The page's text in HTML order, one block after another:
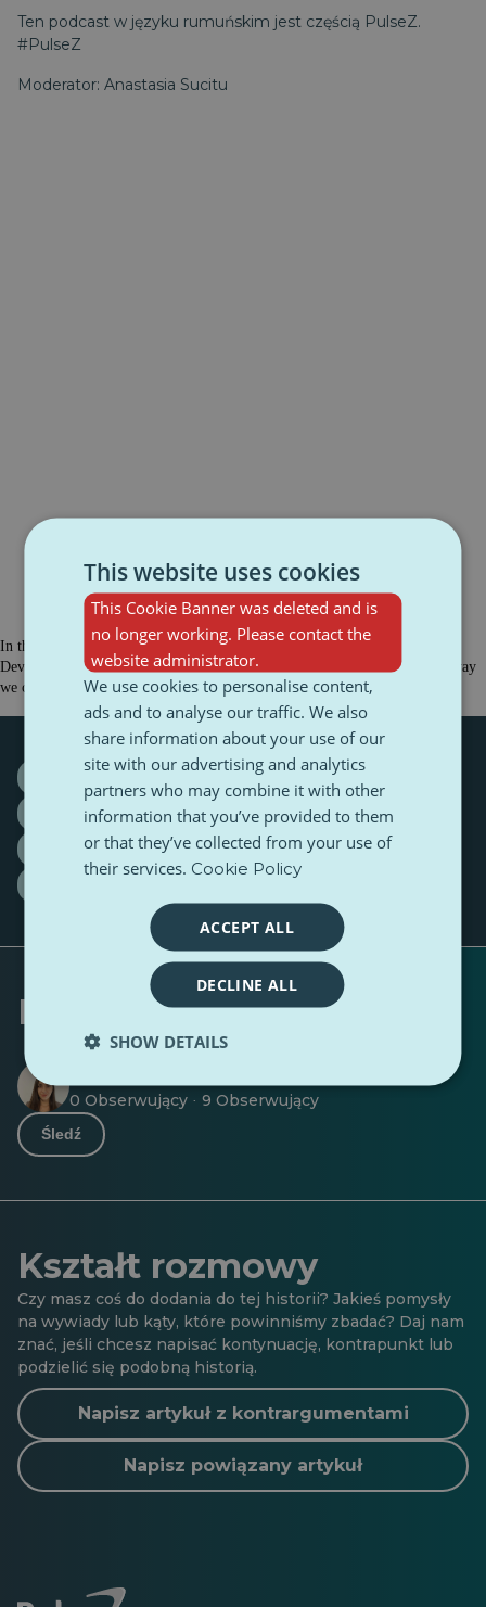
Ten podcast w języku rumuńskim jest częścią PulseZ.
#PulseZ
Moderator: Anastasia Sucitu
In this episode, we talk with Bogdan Runcean, leader of the Unreal Engine
Developers MeetUps Romania community, about how AI is changing the way
we create, work, and think.
#deeply #discussion
#explore
#NewEpisode
AI community
creativity
Europe
GenZ ideas Interview
Podcast
technology
Napisany przez
0 Obserwujący · 9 Obserwujący
Śledź
Kształt rozmowy
Czy masz coś do dodania do tej historii? Jakieś pomysły
na wywiady lub kąty, które powinniśmy zbadać? Daj nam
znać, jeśli chcesz napisać kontynuację, kontrapunkt lub
podzielić się podobną historią.
Napisz artykuł z kontrargumentami
Napisz powiązany artykuł
This website uses cookies
This Cookie Banner was deleted and is
no longer working. Please contact the
website administrator.
We use cookies to personalise content,
ads and to analyse our traffic. We also
share information about your use of our
site with our advertising and analytics
partners who may combine it with other
information that you’ve provided to them
or that they’ve collected from your use of
their services. Cookie Policy
ACCEPT ALL
DECLINE ALL
SHOW DETAILS